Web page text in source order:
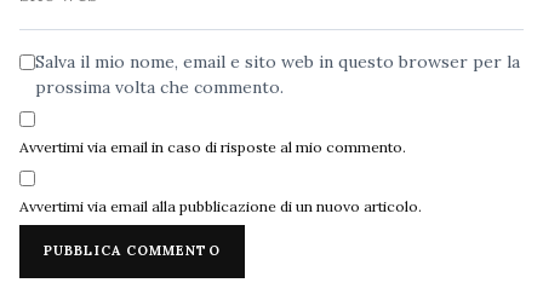
Salva il mio nome, email e sito web in questo browser per la
prossima volta che commento.
Avvertimi via email in caso di risposte al mio commento.
Avvertimi via email alla pubblicazione di un nuovo articolo.